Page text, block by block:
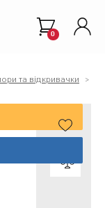
0
та відкривачки